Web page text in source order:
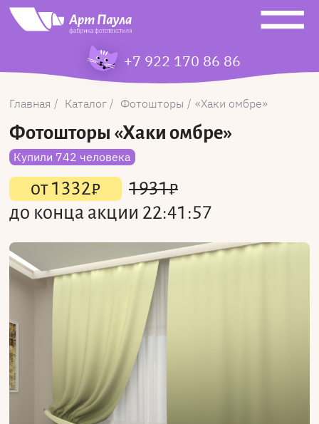
+7 922 170 86 86
Главная Каталог Фотошторы Хаки омбре
Фотошторы «Хаки омбре»
Купили 742 человека
от1332₽ 1931₽
до конца акции 22:41:57